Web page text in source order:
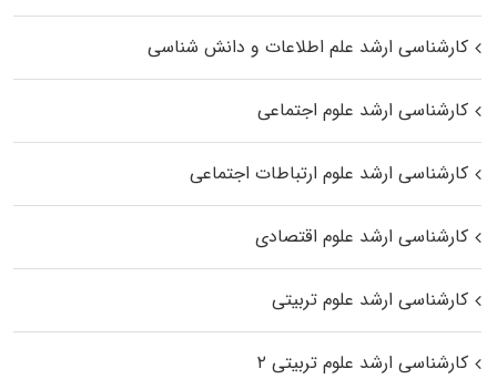
کارشناسی ارشد علم اطلاعات و دانش شناسی
کارشناسی ارشد علوم اجتماعی
کارشناسی ارشد علوم ارتباطات اجتماعی
کارشناسی ارشد علوم اقتصادی
کارشناسی ارشد علوم تربیتی
کارشناسی ارشد علوم تربیتی ۲